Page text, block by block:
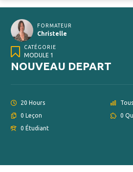
FORMATEUR
Christelle
CATÉGORIE
MODULE 1
NOUVEAU DEPART
20 Hours
0 Leçon
0
0 Étudiant